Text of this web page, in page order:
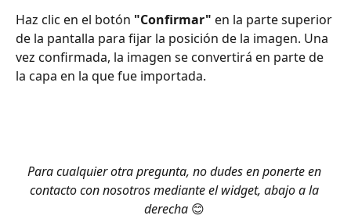
Haz clic en el botón "Confirmar" en la parte superior
de la pantalla para fijar la posición de la imagen. Una
vez confirmada, la imagen se convertirá en parte de
la capa en la que fue importada.
Para cualquier otra pregunta, no dudes en ponerte en
contacto con nosotros mediante el widget, abajo a la
derecha 😊